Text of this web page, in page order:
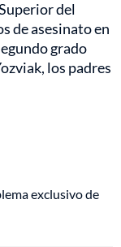
del
de asesinato en
grado
los padres
exclusivo de